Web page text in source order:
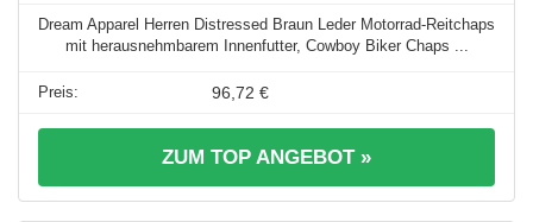
Dream Apparel Herren Distressed Braun Leder Motorrad-Reitchaps
mit herausnehmbarem Innenfutter, Cowboy Biker Chaps ...
96,72 €
ZUM TOP ANGEBOT »